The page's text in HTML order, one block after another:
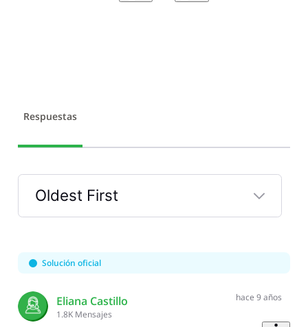
Respuestas
Oldest First
Selected
First
Solución oficial
Eliana Castillo
1.8K Mensajes
hace 9 años